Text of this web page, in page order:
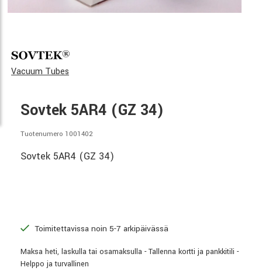
Vacuum Tubes
Sovtek 5AR4 (GZ 34)
Tuotenumero 1001402
Sovtek 5AR4 (GZ 34)
Toimitettavissa noin 5-7 arkipäivässä
Maksa heti, laskulla tai osamaksulla - Tallenna kortti ja pankkitili -
Helppo ja turvallinen